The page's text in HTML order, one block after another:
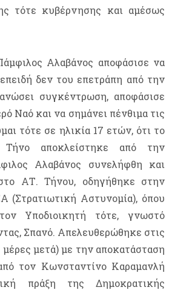
τότε κυβέρνησης και αμέσως
Αλαβάνος αποφάσισε να
δεν του επετράπη από την
συγκέντρωση, αποφάσισε
Ναό και να σημάνει πένθιμα τις
τότε σε ηλικία 17 ετών, ότι το
αποκλείστηκε από την
Αλαβάνος συνελήφθη και
ΑΤ. Τήνου, οδηγήθηκε στην
Αστυνομία), όπου
Υποδιοικητή τότε, γνωστό
Σπανό. Απελευθερώθηκε στις
μέρες μετά) με την αποκατάσταση
τον Κωνσταντίνο Καραμανλή
πράξη της Δημοκρατικής